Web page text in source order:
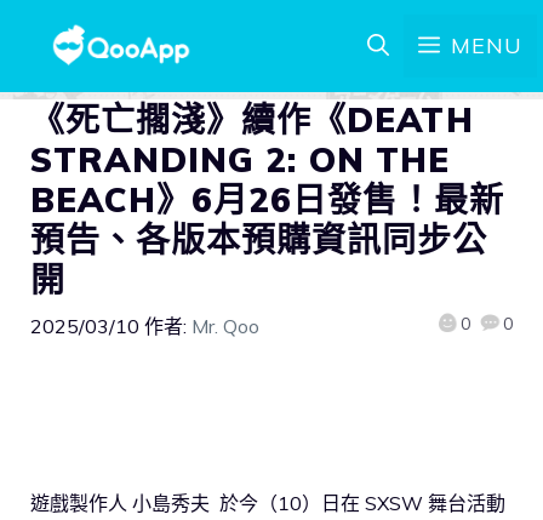
MENU
《死亡擱淺》續作《DEATH
STRANDING 2: ON THE
BEACH》6月26日發售！最新
預告、各版本預購資訊同步公
開
2025/03/10 作者: Mr. Qoo 0 0
遊戲製作人 小島秀夫 於今（10）日在 SXSW 舞台活動